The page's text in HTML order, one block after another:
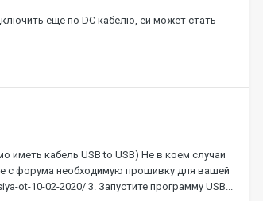
еще по DC кабелю, ей может стать
кабель USB to USB) Не в коем случаи
с форума необходимую прошивку для вашей
ot-10-02-2020/ 3. Запустите программу USB...